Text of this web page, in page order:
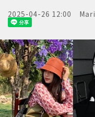
2025-04-26 12:00